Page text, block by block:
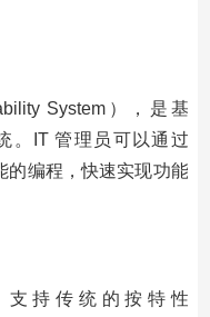
System），是基
。IT 管理员可以通过
的编程，快速实现功能
支持传统的按特性